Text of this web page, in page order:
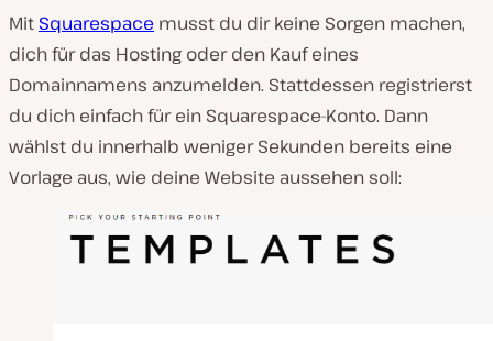
Mit Squarespace musst du dir keine Sorgen machen,
dich für das Hosting oder den Kauf eines
Domainnamens anzumelden. Stattdessen registrierst
du dich einfach für ein Squarespace-Konto. Dann
wählst du innerhalb weniger Sekunden bereits eine
Vorlage aus, wie deine Website aussehen soll: